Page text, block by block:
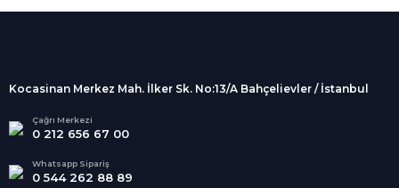
Alışveriş
kargolanmaktadır.
Tüm Kredi Kartlarına taksit
seçenekleri
Kocasinan Merkez Mah. İlker Sk. No:13/A Bahçelievler / İstanbul
Çağrı Merkezi
0 212 656 67 00
Whatsapp Sipariş
0 544 262 88 89